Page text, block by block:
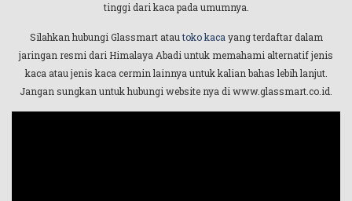
tinggi dari kaca pada umumnya.
Silahkan hubungi Glassmart atautoko kaca yang terdaftar dalam
jaringan resmi dari Himalaya Abadi untuk memahami alternatif jenis
kaca atau jenis kaca cermin lainnya untuk kalian bahas lebih lanjut.
Jangan sungkan untuk hubungi website nya di www.glassmart.co.id.